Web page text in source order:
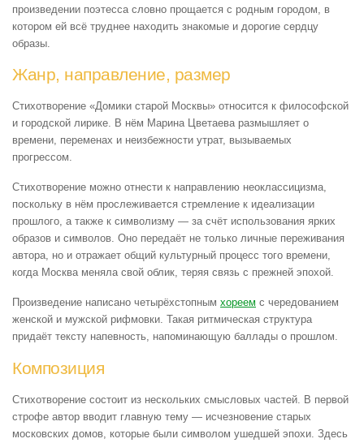
произведении поэтесса словно прощается с родным городом, в
котором ей всё труднее находить знакомые и дорогие сердцу
образы.
Жанр, направление, размер
Стихотворение «Домики старой Москвы» относится к философской
и городской лирике. В нём Марина Цветаева размышляет о
времени, переменах и неизбежности утрат, вызываемых
прогрессом.
Стихотворение можно отнести к направлению неоклассицизма,
поскольку в нём прослеживается стремление к идеализации
прошлого, а также к символизму — за счёт использования ярких
образов и символов. Оно передаёт не только личные переживания
автора, но и отражает общий культурный процесс того времени,
когда Москва меняла свой облик, теряя связь с прежней эпохой.
Произведение написано четырёхстопным хореем с чередованием
женской и мужской рифмовки. Такая ритмическая структура
придаёт тексту напевность, напоминающую баллады о прошлом.
Композиция
Стихотворение состоит из нескольких смысловых частей. В первой
строфе автор вводит главную тему — исчезновение старых
московских домов, которые были символом ушедшей эпохи. Здесь